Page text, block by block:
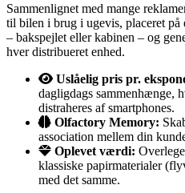
Sammenlignet med mange
til bilen i brug i ugevis, placeret på
– bakspejlet eller kabinen – og
hver distribueret enhed.
Uslåelig pris pr.
dagligdags sammenhænge,
distraheres af smartphones.
Olfactory Memory:
association mellem din
Oplevet værdi:
klassiske papirmaterialer
med det samme.